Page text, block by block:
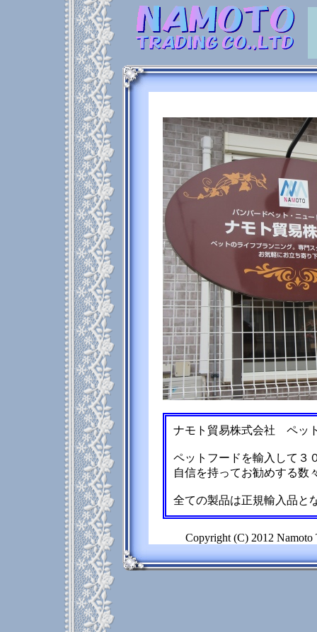
ナモト貿易株式会社 ペッ
ペットフードを輸入して３
自信を持ってお勧めする数
全ての製品は正規輸入品と
Copyright (C) 2012 Namoto